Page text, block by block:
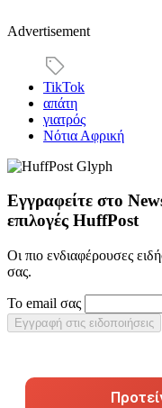
Advertisement
TikTok
απάτη
γιατρός
Νότια Αφρική
Εγγραφείτε στο
επιλογές HuffPost
Οι πιο ενδιαφέρουσες
σας.
Το email σας
Εγγραφή στις ειδοποιήσεις